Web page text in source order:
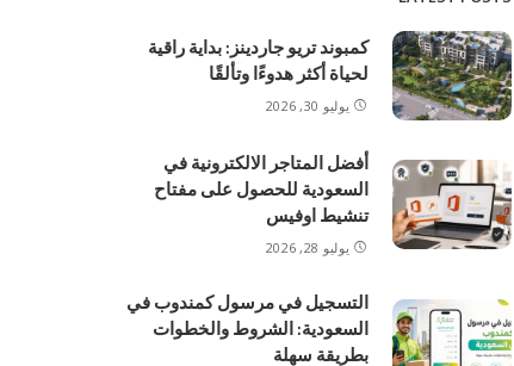
كمبوند تريو جاردينز: بداية راقية
لحياة أكثر هدوءًا وتألقًا
يوليو 30, 2026
أفضل المتاجر الالكترونية في
السعودية للحصول على مفتاح
تنشيط اوفيس
يوليو 28, 2026
التسجيل في مرسول كمندوب في
السعودية: الشروط والخطوات
بطريقة سهلة